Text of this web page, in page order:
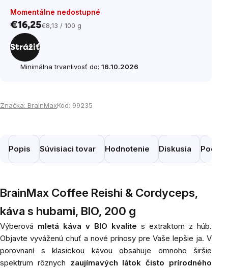
Momentálne nedostupné
€16,25Jednotková
€8,13 / 100 g
Strážiť
Minimálna trvanlivosť do: 16.10.2026
Značka: BrainMaxKód: 99235
Popis Súvisiaci tovar Hodnotenie Diskusia
BrainMax Coffee Reishi & Cordyceps,
káva s hubami, BIO, 200 g
Výberová mletá káva v BIO kvalite s extraktom z húb.
Objavte vyváženú chuť a nové prínosy pre Vaše lepšie ja. V
porovnaní s klasickou kávou obsahuje omnoho širšie
spektrum rôznych zaujímavých látok čisto prírodného